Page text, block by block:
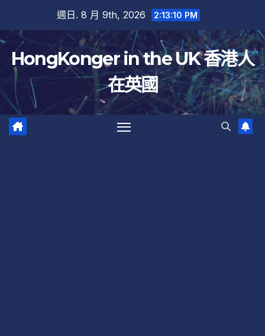
內
容
週日. 8 月 9th, 2026 2:13:10 PM
HongKonger in the UK 香港人
在英國